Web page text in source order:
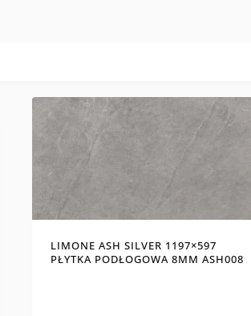
LIMONE ASH SILVER 1197×597
PŁYTKA PODŁOGOWA 8MM ASH008